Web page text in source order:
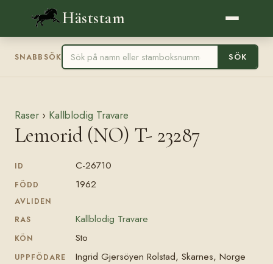
Häststam
SNABBSÖK SÖK
Raser › Kallblodig Travare
Lemorid (NO) T- 23287
ID C-26710
FÖDD 1962
AVLIDEN
RAS
Kallblodig Travare
KÖN Sto
UPPFÖDARE Ingrid Gjersöyen Rolstad, Skarnes, Norge